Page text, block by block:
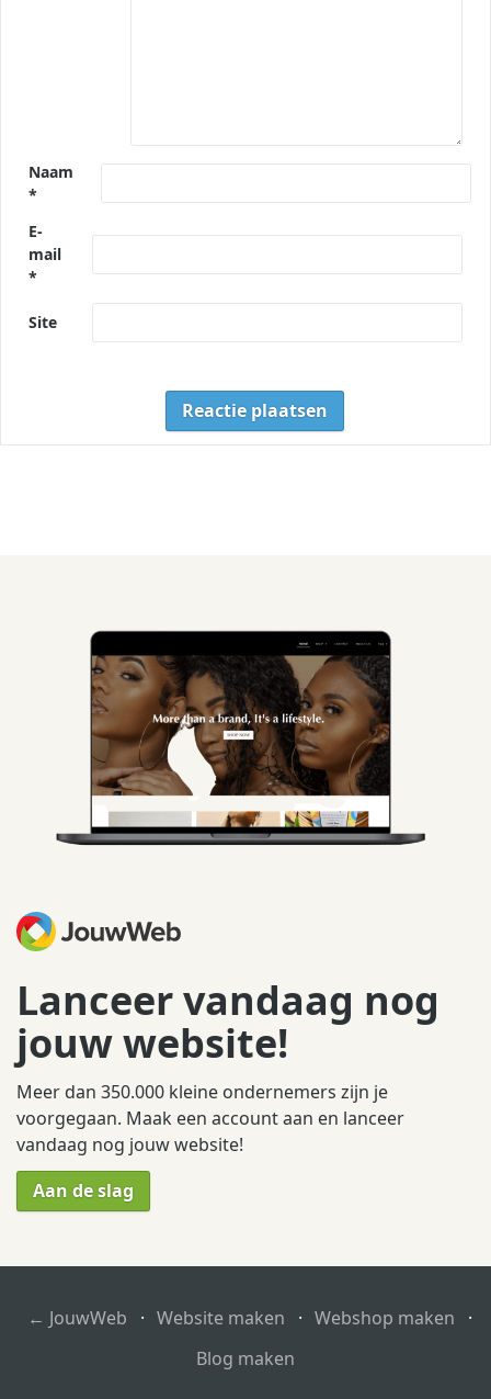
Naam
*
E-
mail
*
Site
Lanceer vandaag nog
jouw website!
Meer dan 350.000 kleine ondernemers zijn je
voorgegaan. Maak een account aan en lanceer
vandaag nog jouw website!
Aan de slag
← JouwWeb · Website maken · Webshop maken
·
Blog maken